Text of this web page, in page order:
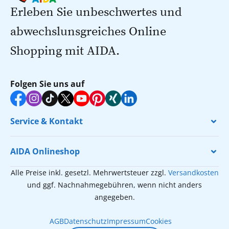
Erleben Sie unbeschwertes und
abwechslunsgreiches Online
Shopping mit AIDA.
Folgen Sie uns auf
Service & Kontakt
AIDA Onlineshop
Alle Preise inkl. gesetzl. Mehrwertsteuer zzgl. Versandkosten
und ggf. Nachnahmegebühren, wenn nicht anders
angegeben.
AGBDatenschutzImpressumCookies